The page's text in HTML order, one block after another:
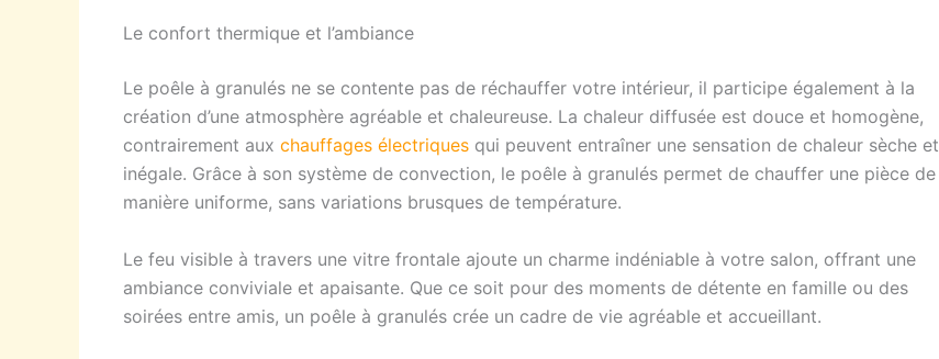
Le confort thermique et l’ambiance
Le poêle à granulés ne se contente pas de réchauffer votre intérieur, il participe également à la
création d’une atmosphère agréable et chaleureuse. La chaleur diffusée est douce et homogène,
contrairement aux chauffages électriques qui peuvent entraîner une sensation de chaleur sèche et
inégale. Grâce à son système de convection, le poêle à granulés permet de chauffer une pièce de
manière uniforme, sans variations brusques de température.
Le feu visible à travers une vitre frontale ajoute un charme indéniable à votre salon, offrant une
ambiance conviviale et apaisante. Que ce soit pour des moments de détente en famille ou des
soirées entre amis, un poêle à granulés crée un cadre de vie agréable et accueillant.